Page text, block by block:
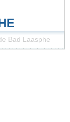
Bad Laasphe